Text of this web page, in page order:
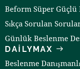
Beform Süper Güçlü
Sıkça Sorulan
Günlük Beslenme
DAILYMAX
Beslenme